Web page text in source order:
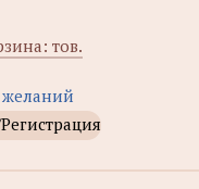
тов.